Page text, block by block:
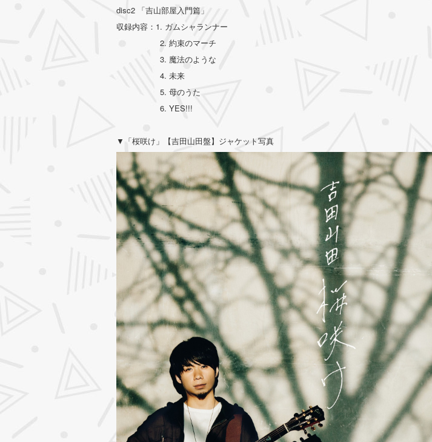
disc2 「吉山部屋入門篇」
収録内容：1. ガムシャランナー
2. 約束のマーチ
3. 魔法のような
4. 未来
5. 母のうた
6. YES!!!
▼「桜咲け」【吉田山田盤】ジャケット写真